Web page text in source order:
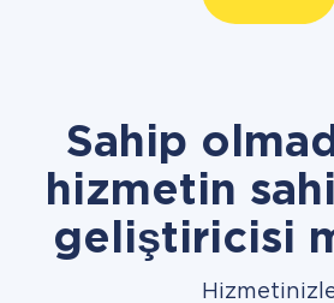
Sahip
hizmetin
geliştiricisi